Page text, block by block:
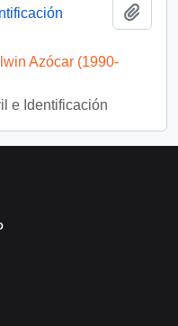
Azócar (1990-
e Identificación